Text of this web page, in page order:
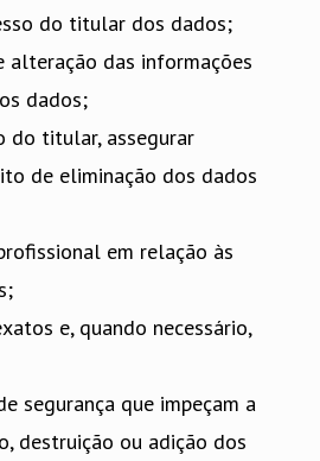
do titular dos dados;
alteração das informações
dados;
do titular, assegurar
de eliminação dos dados
em relação às
e, quando necessário,
segurança que impeçam a
destruição ou adição dos